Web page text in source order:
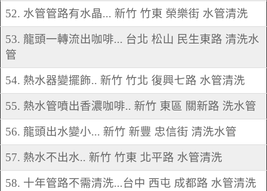
52. 水管管路有水晶... 新竹 竹東 榮樂街 水管清洗
53. 龍頭一轉流出咖啡... 台北 松山 民生東路 清洗水
管
54. 熱水器變擺飾.. 新竹 竹北 復興七路 水管清洗
55. 熱水管噴出香濃咖啡.. 新竹 東區 關新路 洗水管
56. 龍頭出水變小... 新竹 新豐 忠信街 清洗水管
57. 熱水不出水.. 新竹 竹東 北平路 水管清洗
58. 十年管路不需清洗...台中 西屯 成都路 水管清洗